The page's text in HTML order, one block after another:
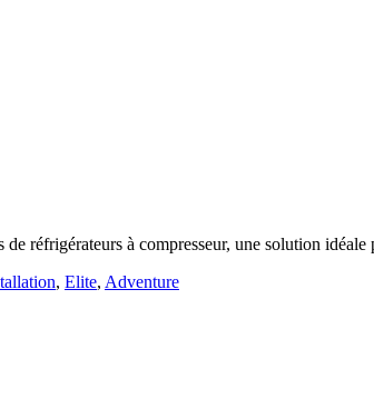
réfrigérateurs à compresseur, une solution
, Elite, Adventure